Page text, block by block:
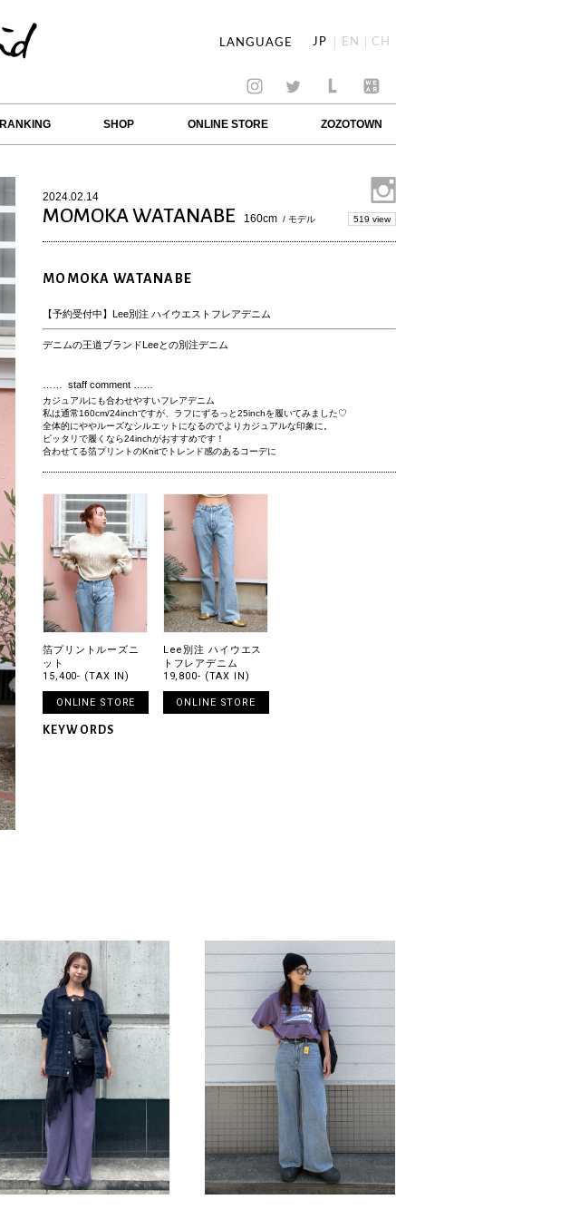
LANGUAGE JP EN CH
RANKING SHOP ONLINE STORE ZOZOTOWN
2024.02.14
MOMOKA WATANABE 160cm / モデル 519 view
MOMOKA WATANABE
【予約受付中】Lee別注 ハイウエストフレアデニム
デニムの王道ブランドLeeとの別注デニム
…… staff comment ……
カジュアルにも合わせやすいフレアデニム
私は通常160cm/24inchですが、ラフにずるっと25inchを履いてみました♡
全体的にややルーズなシルエットになるのでよりカジュアルな印象に。
ピッタリで履くなら24inchがおすすめです！
合わせてる箔プリントのKnitでトレンド感のあるコーデに
箔プリントルーズニ
ット
15,400- (TAX IN)
ONLINE STORE
Lee別注 ハイウエス
トフレアデニム
19,800- (TAX IN)
ONLINE STORE
KEYWORDS